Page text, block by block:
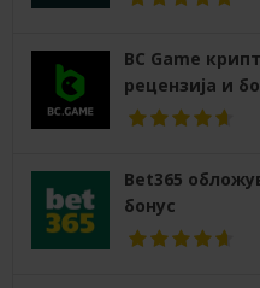
BC Game
рецензија и
Bet365
бонус